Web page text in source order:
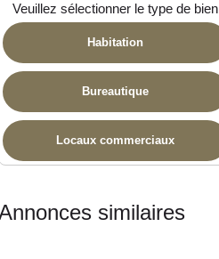
Veuillez sélectionner le type de bien
Habitation
Bureautique
Locaux commerciaux
similaires